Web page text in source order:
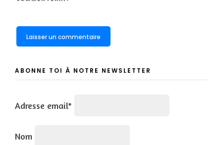
ABONNE TOI À NOTRE NEWSLETTER
Adresse email*
Nom